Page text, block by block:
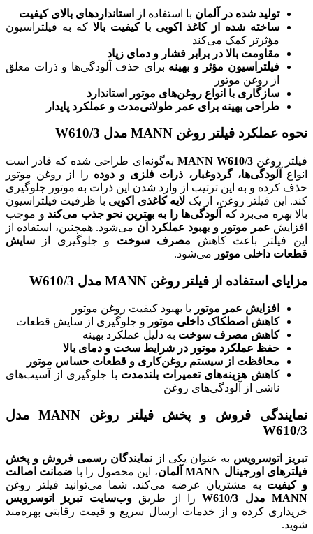
تولید شده در آلمان با استفاده از
استانداردهای بالای کیفیت
ساخته شده از کاغذ اکویی با کیفیت بالا که به فیلتراسیون
مؤثرتر کمک می‌کند
مقاومت بالا در برابر فشار و دمای زیاد
فیلتراسیون مؤثر و بهینه برای حذف آلودگی‌ها و ذرات معلق
از روغن موتور
سازگاری با انواع روغن‌های موتور استاندارد
طراحی بهینه برای عمر طولانی‌مدت و عملکرد پایدار
نحوه عملکرد فیلتر روغن MANN مدل W610/3
فیلتر روغنMANN W610/3 به‌گونه‌ای طراحی شده که قادر است
انواع
آلودگی‌ها، گردوغبار، ذرات فلزی و دوده را از روغن موتور
حذف کرده و به این ترتیب از وارد شدن این ذرات به موتور جلوگیری
کند. این فیلتر روغن، از یک لایه کاغذی اکویی با ظرفیت فیلتراسیون
بالا بهره می‌برد که
آلودگی‌ها را به بهترین نحو جذب می‌کند و موجب
افزایش عمر موتور و بهبود عملکرد آن می‌شود. همچنین، استفاده از
این فیلتر باعث کاهش مصرف سوخت و جلوگیری از سایش
قطعات داخلی موتور می‌شود.
مزایای استفاده از فیلتر روغن MANN مدل W610/3
افزایش عمر موتور با بهبود کیفیت روغن موتور
کاهش اصطکاک داخلی موتور و جلوگیری از سایش قطعات
کاهش مصرف سوخت به دلیل عملکرد بهینه
حفظ عملکرد موتور در شرایط سخت و دمای بالا
محافظت از سیستم روغن‌کاری و قطعات حساس موتور
کاهش هزینه‌های تعمیرات بلندمدت با جلوگیری از آسیب‌های
ناشی از آلودگی‌های روغن
نمایندگی فروش و پخش فیلتر روغن MANN مدل
W610/3
تبریز اتوسرویس به عنوان یکی از نمایندگان رسمی فروش و پخش
فیلترهای اورجینال MANN آلمان
، این محصول را با ضمانت اصالت
و کیفیت به مشتریان عرضه می‌کند. شما می‌توانید فیلتر روغن
MANN مدل W610/3
را از طریقوب‌سایت تبریز اتوسرویس
خریداری کرده و از خدمات ارسال سریع و قیمت رقابتی بهره‌مند
شوید.